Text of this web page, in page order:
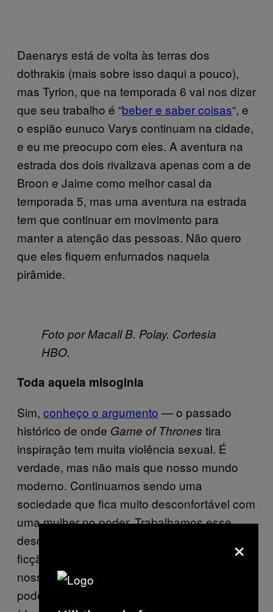
Daenarys está de volta às terras dos
dothrakis (mais sobre isso daqui a pouco),
mas Tyrion, que na temporada 6 vai nos dizer
que seu trabalho é “beber e saber coisas“, e
o espião eunuco Varys continuam na cidade,
e eu me preocupo com eles. A aventura na
estrada dos dois rivalizava apenas com a de
Broon e Jaime como melhor casal da
temporada 5, mas uma aventura na estrada
tem que continuar em movimento para
manter a atenção das pessoas. Não quero
que eles fiquem enfurnados naquela
pirâmide.
Foto por Macall B. Polay. Cortesia
HBO.
Toda aquela misoginia
Sim, conheço o argumento — o passado
histórico de onde Game of Thrones tira
inspiração tem muita violência sexual. É
verdade, mas não mais que nosso mundo
moderno. Continuamos sendo uma
sociedade que fica muito desconfortável com
uma mulher no poder. Trabalhamos esse
desconforto tanto na realidade como na
ficção regularmente. Hillary Clinton enche
nosso feed de notícias, polarizadora e
poderosa, quando parece mais vulnerável
×